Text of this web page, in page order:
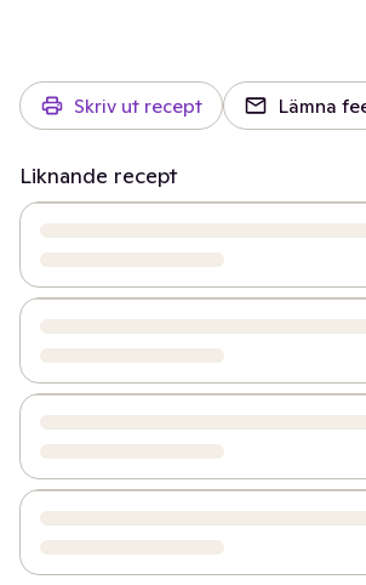
Skriv ut recept Lämna
Liknande recept